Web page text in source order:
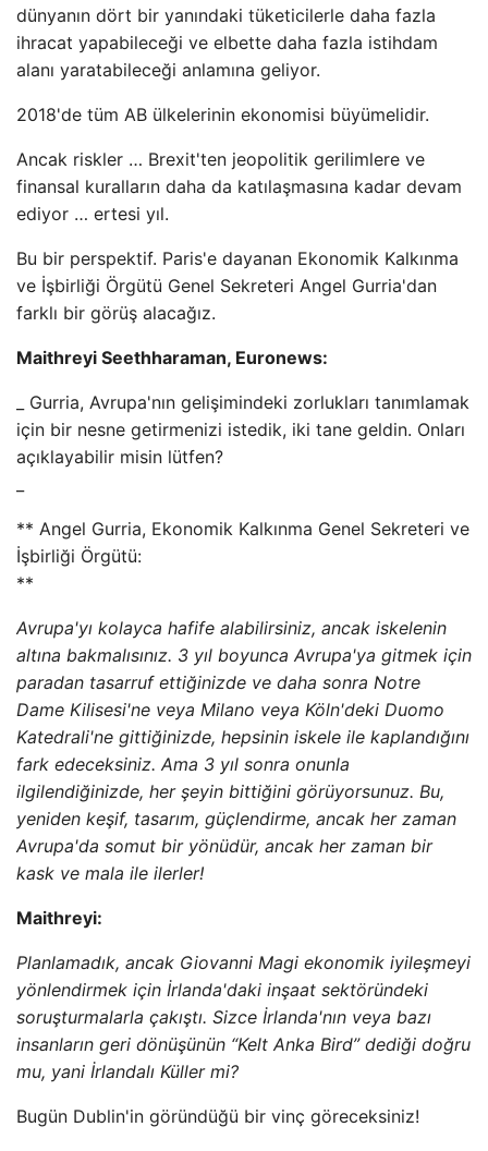
dünyanın dört bir yanındaki tüketicilerle daha fazla
ihracat yapabileceği ve elbette daha fazla istihdam
alanı yaratabileceği anlamına geliyor.
2018'de tüm AB ülkelerinin ekonomisi büyümelidir.
Ancak riskler … Brexit'ten jeopolitik gerilimlere ve
finansal kuralların daha da katılaşmasına kadar devam
ediyor … ertesi yıl.
Bu bir perspektif. Paris'e dayanan Ekonomik Kalkınma
ve İşbirliği Örgütü Genel Sekreteri Angel Gurria'dan
farklı bir görüş alacağız.
Maithreyi Seethharaman, Euronews:
_ Gurria, Avrupa'nın gelişimindeki zorlukları tanımlamak
için bir nesne getirmenizi istedik, iki tane geldin. Onları
açıklayabilir misin lütfen?
** Angel Gurria, Ekonomik Kalkınma Genel Sekreteri ve
İşbirliği Örgütü:
**
Avrupa'yı kolayca hafife alabilirsiniz, ancak iskelenin
altına bakmalısınız. 3 yıl boyunca Avrupa'ya gitmek için
paradan tasarruf ettiğinizde ve daha sonra Notre
Dame Kilisesi'ne veya Milano veya Köln'deki Duomo
Katedrali'ne gittiğinizde, hepsinin iskele ile kaplandığını
fark edeceksiniz. Ama 3 yıl sonra onunla
ilgilendiğinizde, her şeyin bittiğini görüyorsunuz. Bu,
yeniden keşif, tasarım, güçlendirme, ancak her zaman
Avrupa'da somut bir yönüdür, ancak her zaman bir
kask ve mala ile ilerler!
Maithreyi:
Planlamadık, ancak Giovanni Magi ekonomik iyileşmeyi
yönlendirmek için İrlanda'daki inşaat sektöründeki
soruşturmalarla çakıştı. Sizce İrlanda'nın veya bazı
insanların geri dönüşünün “Kelt Anka Bird” dediği doğru
mu, yani İrlandalı Küller mi?
Bugün Dublin'in göründüğü bir vinç göreceksiniz!